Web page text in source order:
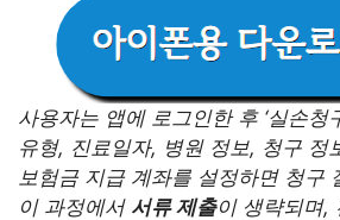
사용자는 앱에 로그인한 후 ‘실손청
유형, 진료일자, 병원 정보, 청구 정
보험금 지급 계좌를 설정하면 청구
이 과정에서 서류 제출이 생략되며,